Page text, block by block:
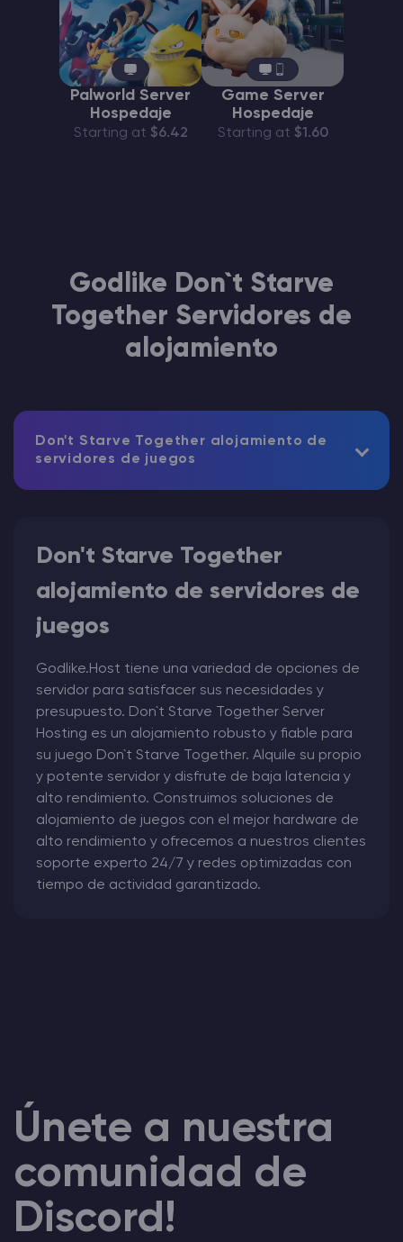
Palworld Server
Hospedaje
Starting at $6.42
Game Server
Hospedaje
Starting at $1.60
Godlike Don`t Starve
Together Servidores de
alojamiento
Don't Starve Together alojamiento de
servidores de juegos
Don't Starve Together
alojamiento de servidores de
juegos
Godlike.Host tiene una variedad de opciones de
servidor para satisfacer sus necesidades y
presupuesto. Don`t Starve Together Server
Hosting es un alojamiento robusto y fiable para
su juego Don`t Starve Together. Alquile su propio
y potente servidor y disfrute de baja latencia y
alto rendimiento. Construimos soluciones de
alojamiento de juegos con el mejor hardware de
alto rendimiento y ofrecemos a nuestros clientes
soporte experto 24/7 y redes optimizadas con
tiempo de actividad garantizado.
Únete a nuestra
comunidad de
Discord!